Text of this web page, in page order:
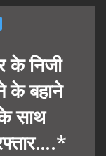
के निजी
के बहाने
साथ